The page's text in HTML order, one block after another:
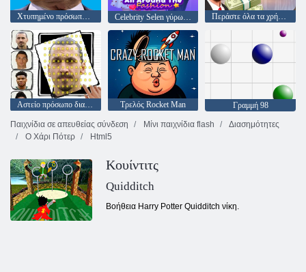
Celebrity Selen γύρω από τη μόδα
Τρελός Rocket Man
Γραμμή 98
Παιχνίδια σε απευθείας σύνδεση
Μίνι παιχνίδια flash
Διασημότητες
Ο Χάρι Πότερ
Html5
Κουίντιτς
Quidditch
Βοήθεια Harry Potter Quidditch νίκη.